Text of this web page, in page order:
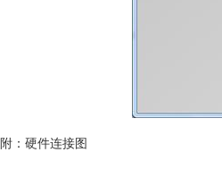
附：硬件连接图